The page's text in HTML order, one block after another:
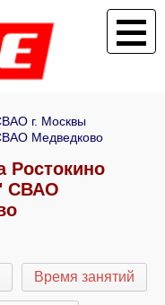
г. Москвы
Медведково
Ростокино
СВАО
Время занятий